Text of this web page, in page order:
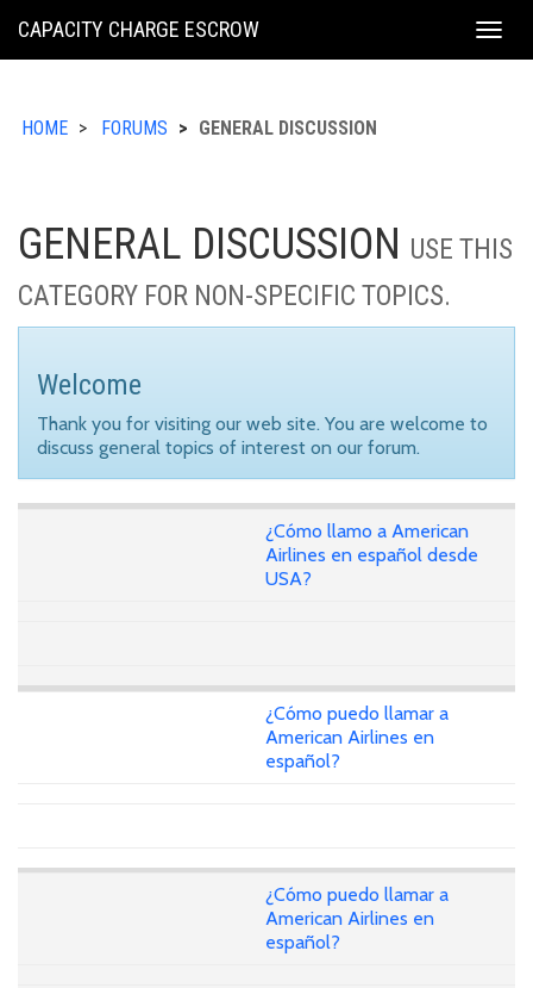
KING
CAPACITY CHARGE ESCROW
HOME FORUMS GENERAL DISCUSSION
GENERAL DISCUSSION USE THIS
CATEGORY FOR NON-SPECIFIC TOPICS.
Welcome
Thank you for visiting our web site. You are welcome to
discuss general topics of interest on our forum.
¿Cómo llamo a American
Airlines en español desde
USA?
¿Cómo puedo llamar a
American Airlines en
español?
¿Cómo puedo llamar a
American Airlines en
español?